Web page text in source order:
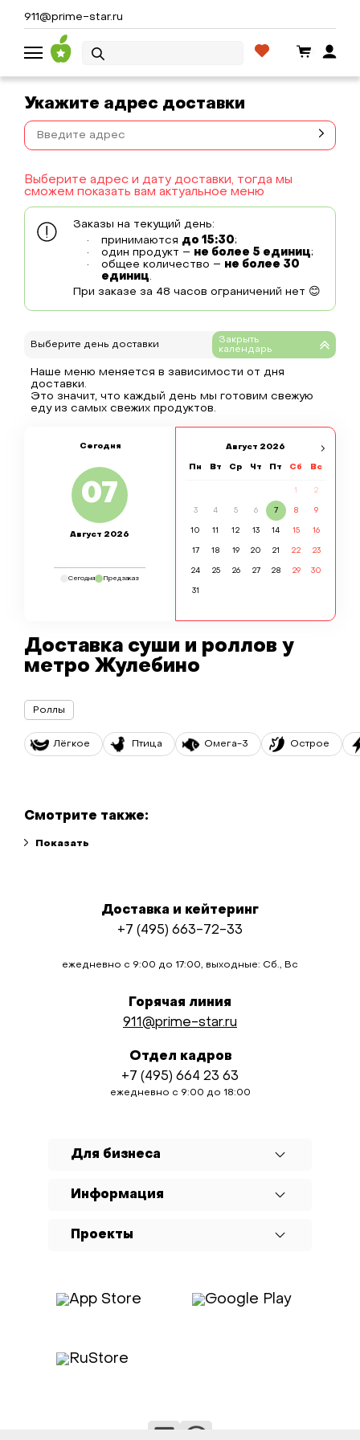
911@prime-star.ru
Укажите адрес доставки
Выберите адрес и дату доставки, тогда мы
сможем показать вам актуальное меню
Заказы на текущий день:
принимаются до 15:30;
один продукт – не более 5 единиц;
общее количество – не более 30
единиц.
При заказе за 48 часов ограничений нет 😊
Выберите день доставки
Наше меню меняется в зависимости от дня
доставки.
Это значит, что каждый день мы готовим свежую
еду из самых свежих продуктов.
Сегодня
07
Август 2026
Сегодня Предзаказ
Август 2026
Пн Вт Ср Чт Пт Сб Вс
1 2
3 4 5 6 7 8 9
10 11 12 13 14 15 16
17 18 19 20 21 22 23
24 25 26 27 28 29 30
31
Доставка суши и роллов у
метро Жулебино
Роллы
Лёгкое Птица Омега-3 Острое
Смотрите также:
Для бизнеса
Информация
Проекты
Доставка и кейтеринг
+7 (495) 663-72-33
ежедневно с 9:00 до 17:00, выходные: Сб., Вс
Горячая линия
911@prime-star.ru
Отдел кадров
+7 (495) 664 23 63
ежедневно с 9:00 до 18:00